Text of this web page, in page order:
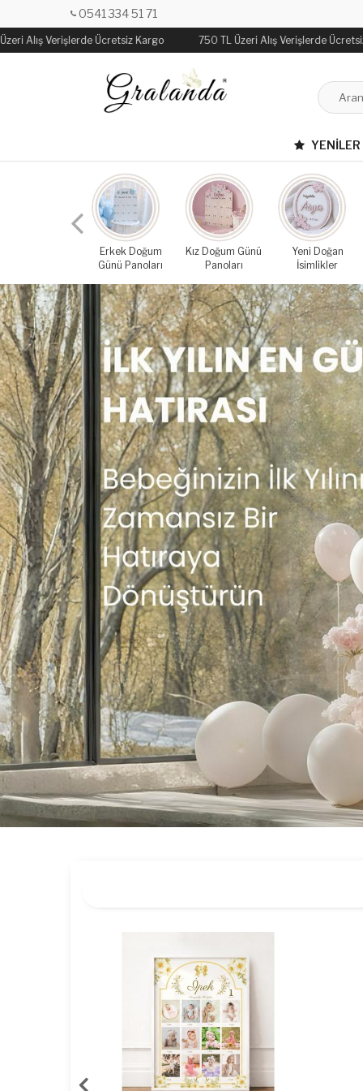
0541 334 51 71
Alış Verişlerde Ücretsiz Kargo 750 TL Üzeri Alış Verişlerde Ücretsiz
YENILER
Erkek Doğum
Günü Panoları
Kız Doğum Günü
Panoları
Yeni Doğan
İsimlikler